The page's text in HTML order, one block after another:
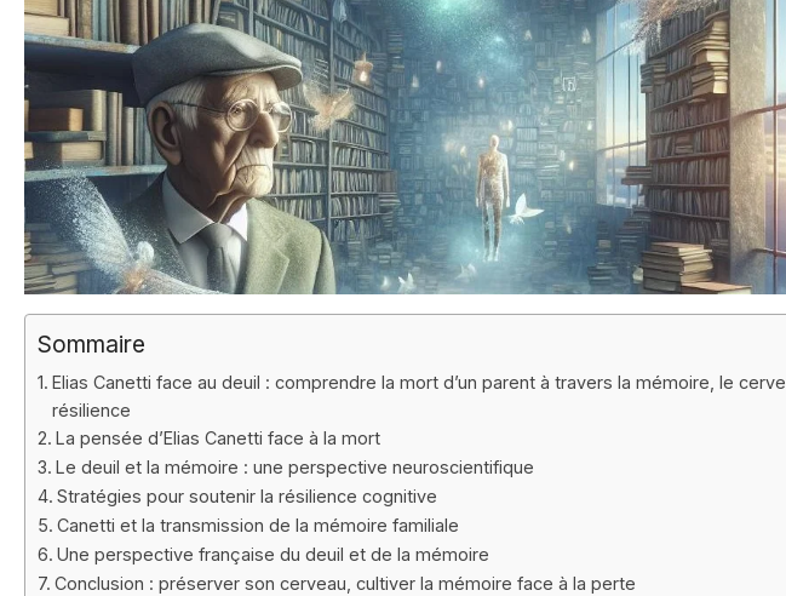
Sommaire
Elias Canetti face au deuil : comprendre la mort d’un parent à travers la mémoire, le
résilience
La pensée d’Elias Canetti face à la mort
Le deuil et la mémoire : une perspective neuroscientifique
Stratégies pour soutenir la résilience cognitive
Canetti et la transmission de la mémoire familiale
Une perspective française du deuil et de la mémoire
Conclusion : préserver son cerveau, cultiver la mémoire face à la perte